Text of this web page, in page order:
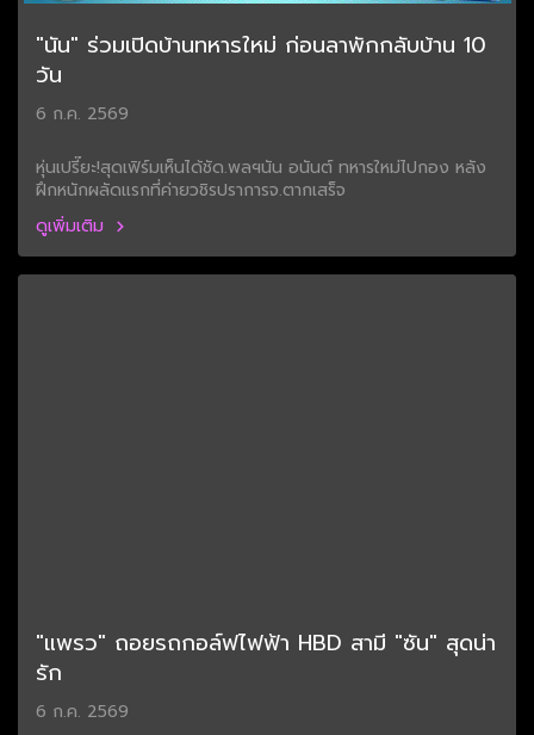
"นัน" ร่วมเปิดบ้านทหารใหม่ ก่อนลาพักกลับบ้าน 10
วัน
6 ก.ค. 2569
หุ่นเปรี๊ยะ!สุดเฟิร์มเห็นได้ชัด.พลฯนัน อนันต์ ทหารใหม่ไปกอง หลัง
ฝึกหนักผลัดแรกที่ค่ายวชิรปราการจ.ตากเสร็จ
ดูเพิ่มเติม
"แพรว" ถอยรถกอล์ฟไฟฟ้า HBD สามี "ซัน" สุดน่า
รัก
6 ก.ค. 2569